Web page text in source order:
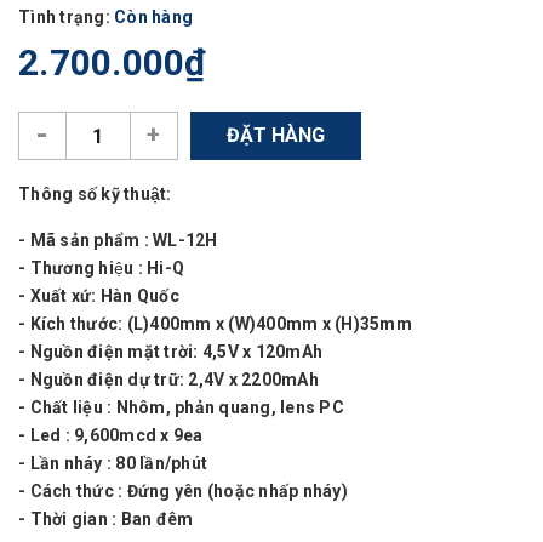
Tình trạng: Còn hàng
2.700.000₫
- + ĐẶT HÀNG
Thông số kỹ thuật:
- Mã sản phẩm : WL-12H
- Thương hiệu : Hi-Q
- Xuất xứ: Hàn Quốc
- Kích thước: (L)400mm x (W)400mm x (H)35mm
- Nguồn điện mặt trời: 4,5V x 120mAh
- Nguồn điện dự trữ: 2,4V x 2200mAh
- Chất liệu : Nhôm, phản quang, lens PC
- Led : 9,600mcd x 9ea
- Lần nháy : 80 lần/phút
- Cách thức : Đứng yên (hoặc nhấp nháy)
- Thời gian : Ban đêm